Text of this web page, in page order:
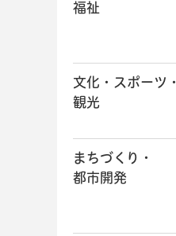
福祉
文化・スポーツ・
観光
まちづくり・
都市開発